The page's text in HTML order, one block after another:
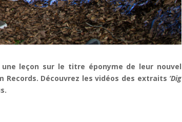
une leçon sur le titre éponyme de leur nouvel
Découvrez les vidéos des extraits ‘Dig